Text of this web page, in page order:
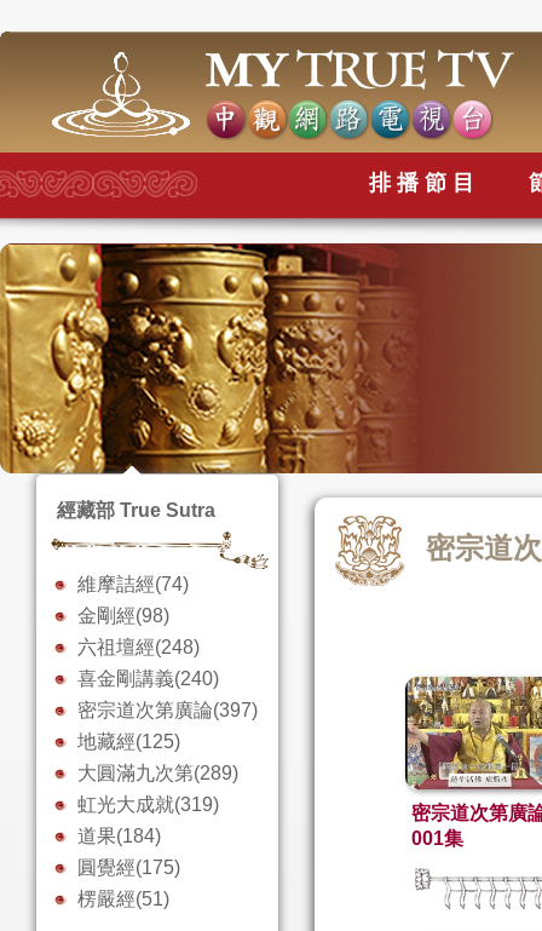
排播節目
經藏部 True Sutra
維摩詰經(74)
金剛經(98)
六祖壇經(248)
喜金剛講義(240)
密宗道次第廣論(397)
地藏經(125)
大圓滿九次第(289)
虹光大成就(319)
道果(184)
圓覺經(175)
楞嚴經(51)
密宗道
密宗道次第廣
001集